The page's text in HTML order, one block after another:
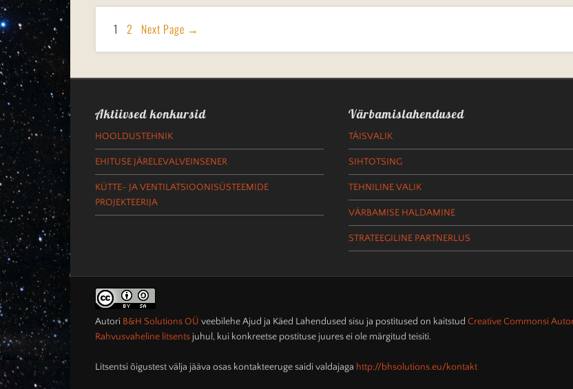
1 2 Next Page →
Aktiivsed konkursid
HOOLDUSTEHNIK
EHITUSE JÄRELEVALVEINSENER
KÜTTE- JA VENTILATSIOONISÜSTEEMIDE
PROJEKTEERIJA
Värbamislahendused
TÄISVALIK
SIHTOTSING
TEHNILINE VALIK
VÄRBAMISE HALDAMINE
STRATEEGILINE PARTNERLUS
Autori B&H Solutions OÜ veebileheAjud ja Käed Lahendused sisu ja postitused on kaitstudCreative Commonsi
Rahvusvaheline litsents juhul, kui konkreetse postituse juures ei ole märgitud teisiti.
Litsentsi õigustest välja jääva osas kontakteeruge saidi valdajaga http://bhsolutions.eu/kontakt